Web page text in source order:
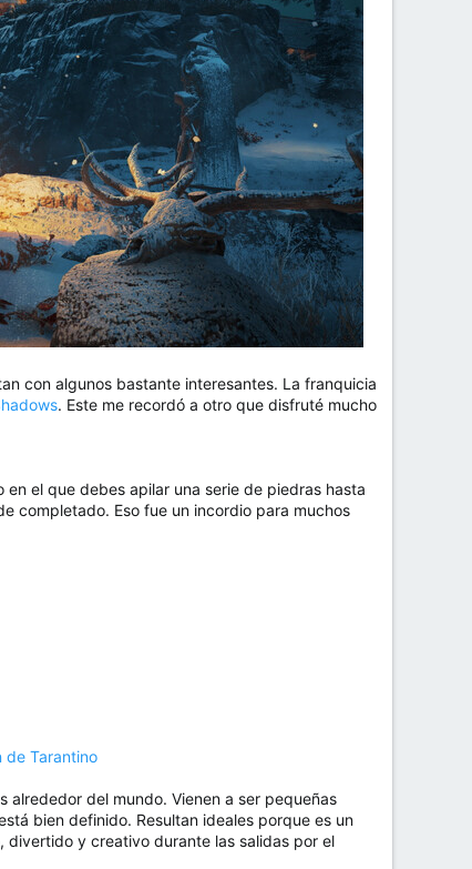
con algunos bastante interesantes. La franquicia
. Este me recordó a otro que disfruté mucho
el que debes apilar una serie de piedras hasta
completado. Eso fue un incordio para muchos
de Tarantino
alrededor del mundo. Vienen a ser pequeñas
bien definido. Resultan ideales porque es un
divertido y creativo durante las salidas por el